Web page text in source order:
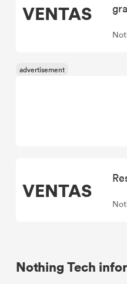
VENTAS
VENTAS
Nothing Tech